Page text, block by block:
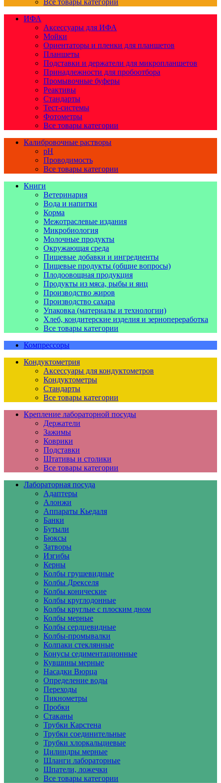
Все товары категории
ИФА
Аксессуары для ИФА
Мойки
Ориентаторы и пленки для планшетов
Планшеты
Подставки и держатели для микропланшетов
Принадлежности для пробоотбора
Промывочные буферы
Реактивы
Стандарты
Тест-системы
Фотометры
Все товары категории
Калибровочные растворы
pH
Проводимость
Все товары категории
Книги
Ветеринария
Вода и напитки
Корма
Межотраслевые издания
Микробиология
Молочные продукты
Окружающая среда
Пищевые добавки и ингредиенты
Пищевые продукты (общие вопросы)
Плодоовощная продукция
Продукты из мяса, рыбы и яиц
Производство жиров
Производство сахара
Упаковка (материалы и технологии)
Хлеб, кондитерские изделия и зернопереработка
Все товары категории
Компрессоры
Кондуктометрия
Аксессуары для кондуктометров
Кондуктометры
Стандарты
Все товары категории
Крепление лабораторной посуды
Держатели
Зажимы
Коврики
Подставки
Штативы и столики
Все товары категории
Лабораторная посуда
Адаптеры
Алонжи
Аппараты Кьедаля
Банки
Бутыли
Бюксы
Затворы
Изгибы
Керны
Колбы грушевидные
Колбы Дрекселя
Колбы конические
Колбы круглодонные
Колбы круглые с плоским дном
Колбы мерные
Колбы сердцевидные
Колбы-промывалки
Колпаки стеклянные
Конусы седиментационные
Кувшины мерные
Насадки Вюрца
Определение воды
Переходы
Пикнометры
Пробки
Стаканы
Трубки Карстена
Трубки соединительные
Трубки хлоркальциевые
Цилиндры мерные
Шланги лабораторные
Шпатели, ложечки
Все товары категории